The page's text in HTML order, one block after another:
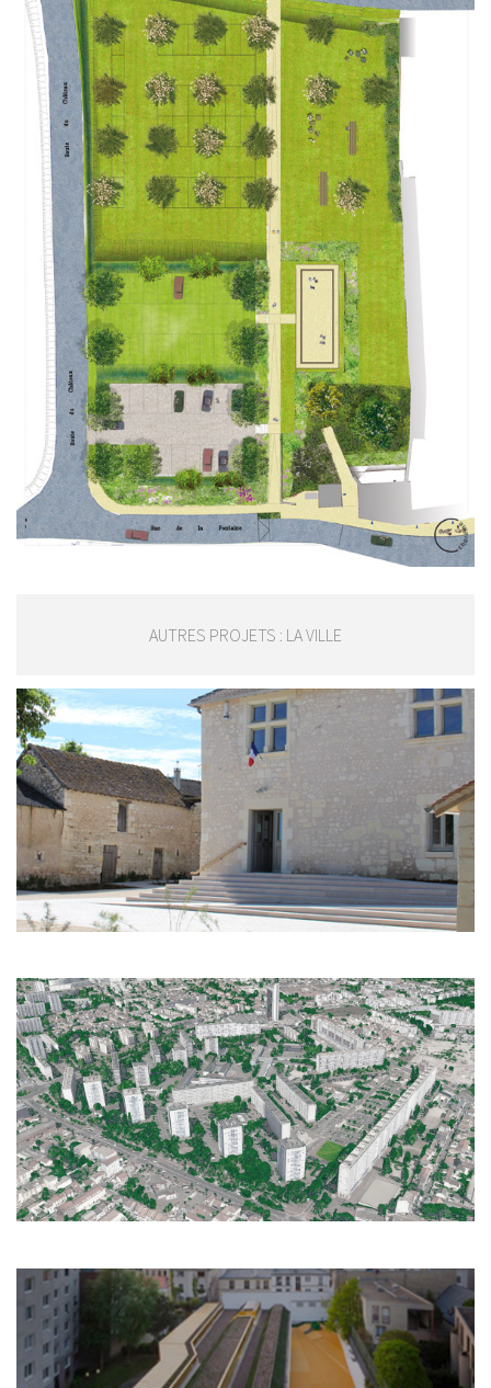
AUTRES PROJETS : LA VILLE